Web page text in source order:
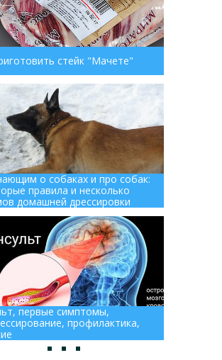
стейк "Мачете"
о собаках и про собак:
правила и несколько
домашней дрессировки
первые симптомы,
профилактика,